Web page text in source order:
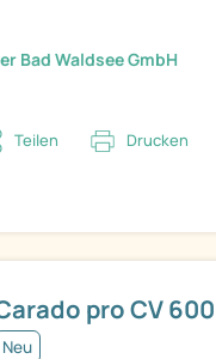
pro CV 600
Neu
Bad Waldsee GmbH
Teilen Drucken